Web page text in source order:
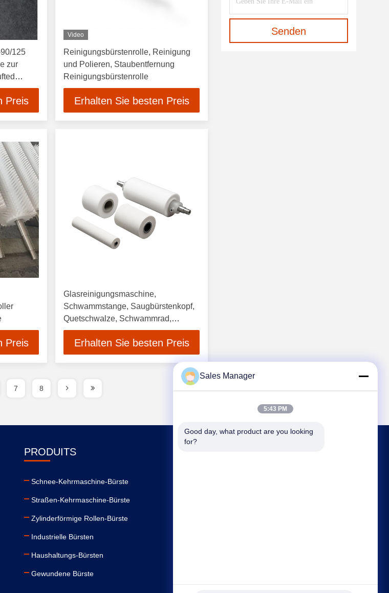
125
zur
Preis
Video
Reinigungsbürstenrolle, Reinigung
und Polieren, Staubentfernung
Reinigungsbürstenrolle
Erhalten Sie besten Preis
Preis
Glasreinigungsmaschine,
Schwammstange, Saugbürstenkopf,
Quetschwalze, Schwammrad,
Schaftbürste, Reinigung, starke
Saugkraft
Erhalten Sie besten Preis
Senden
7 8
PRODUITS
Schnee-Kehrmaschine-Bürste
Straßen-Kehrmaschine-Bürste
Zylinderförmige Rollen-Bürste
Industrielle Bürsten
Haushaltungs-Bürsten
Gewundene Bürste
Sales Manager
5:43 PM
Good day, what product are you looking
for?